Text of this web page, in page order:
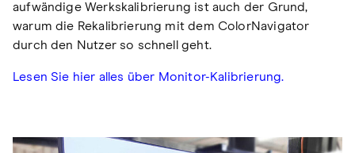
aufwändige Werkskalibrierung ist auch der Grund,
warum die Rekalibrierung mit dem ColorNavigator
durch den Nutzer so schnell geht.
Lesen Sie hier alles über Monitor-Kalibrierung.